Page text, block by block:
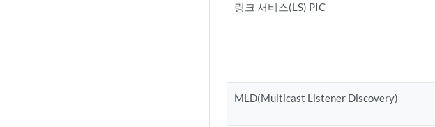
링크 서비스(LS) PIC
MLD(Multicast Listener Discovery)